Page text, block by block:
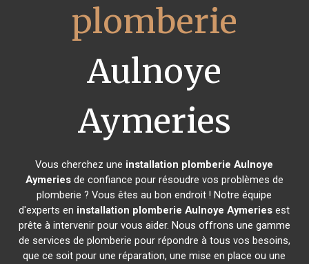
plomberie
Aulnoye
Aymeries
Vous cherchez une installation plomberie Aulnoye
Aymeriesde confiance pour résoudre vos problèmes de
plomberie ? Vous êtes au bon endroit ! Notre équipe
d'experts en installation plomberie Aulnoye Aymeries est
prête à intervenir pour vous aider. Nous offrons une gamme
de services de plomberie pour répondre à tous vos besoins,
que ce soit pour une réparation, une mise en place ou une